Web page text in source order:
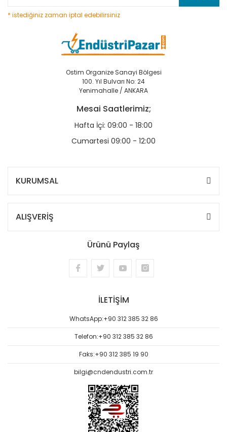
* istediğiniz zaman iptal edebilirsiniz
Ostim Organize Sanayi Bölgesi
100. Yıl Bulvarı No: 24
Yenimahalle / ANKARA
Mesai Saatlerimiz;
Hafta İçi: 09:00 - 18:00
Cumartesi 09:00 - 12:00
KURUMSAL
ALIŞVERİŞ
Ürünü Paylaş
İLETİŞİM
WhatsApp:+90 312 385 32 86
Telefon:+90 312 385 32 86
Faks:+90 312 385 19 90
bilgi@cndendustri.com.tr